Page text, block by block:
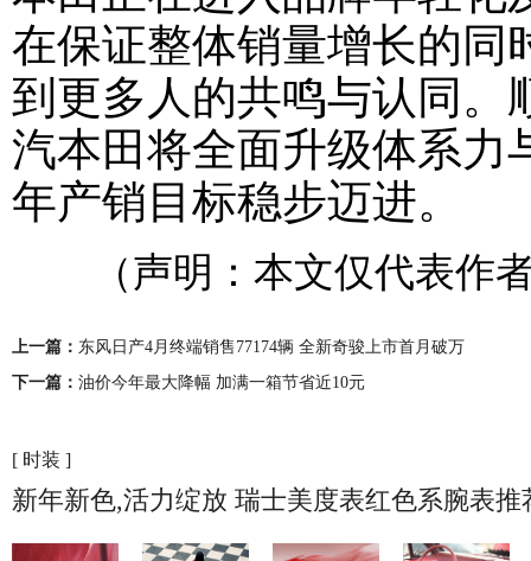
在保证整体销量增长的同
到更多人的共鸣与认同。
汽本田将全面升级体系力
年产销目标稳步迈进。
（声明：本文仅代表作者
上一篇： 东风日产4月终端销售77174辆 全新奇骏上市首月破万
下一篇： 油价今年最大降幅 加满一箱节省近10元
[ 时装 ]
新年新色,活力绽放 瑞士美度表红色系腕表推